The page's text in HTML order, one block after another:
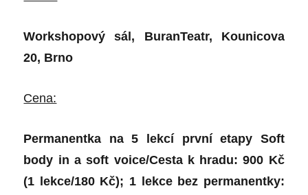
Workshopový sál, BuranTeatr, Kounicova
20, Brno
Cena:
Permanentka na 5 lekcí první etapy Soft
body in a soft voice/Cesta k hradu: 900 Kč
(1 lekce/180 Kč); 1 lekce bez permanentky: